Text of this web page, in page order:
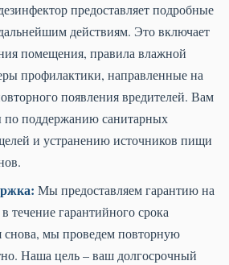
предоставляет подробные
действиям. Это включает
помещения, правила влажной
профилактики, направленные на
появления вредителей. Вам
по поддержанию санитарных
и устранению источников пищи
Мы предоставляем гарантию на
течение гарантийного срока
снова, мы проведем повторную
Наша цель – ваш долгосрочный